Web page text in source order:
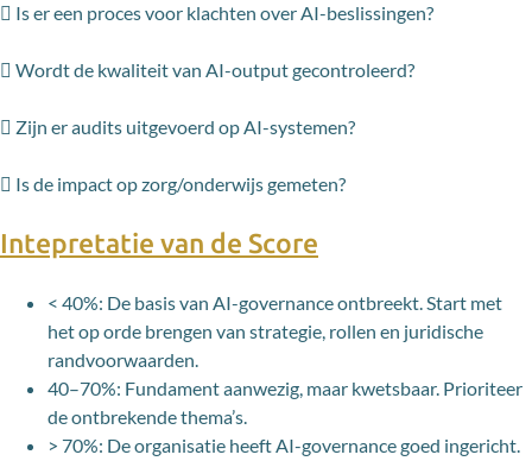
 Is er een proces voor klachten over AI-beslissingen?
 Wordt de kwaliteit van AI-output gecontroleerd?
 Zijn er audits uitgevoerd op AI-systemen?
 Is de impact op zorg/onderwijs gemeten?
Intepretatie van de Score
< 40%: De basis van AI-governance ontbreekt. Start met
het op orde brengen van strategie, rollen en juridische
randvoorwaarden.
40–70%: Fundament aanwezig, maar kwetsbaar. Prioriteer
de ontbrekende thema’s.
> 70%: De organisatie heeft AI-governance goed ingericht.